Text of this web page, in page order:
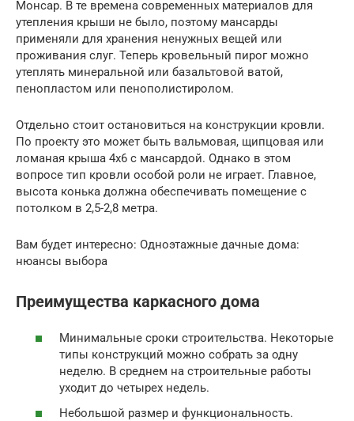
Монсар. В те времена современных материалов для
утепления крыши не было, поэтому мансарды
применяли для хранения ненужных вещей или
проживания слуг. Теперь кровельный пирог можно
утеплять минеральной или базальтовой ватой,
пенопластом или пенополистиролом.
Отдельно стоит остановиться на конструкции кровли.
По проекту это может быть вальмовая, щипцовая или
ломаная крыша 4х6 с мансардой. Однако в этом
вопросе тип кровли особой роли не играет. Главное,
высота конька должна обеспечивать помещение с
потолком в 2,5-2,8 метра.
Вам будет интересно: Одноэтажные дачные дома:
нюансы выбора
Преимущества каркасного дома
Минимальные сроки строительства. Некоторые
типы конструкций можно собрать за одну
неделю. В среднем на строительные работы
уходит до четырех недель.
Небольшой размер и функциональность.